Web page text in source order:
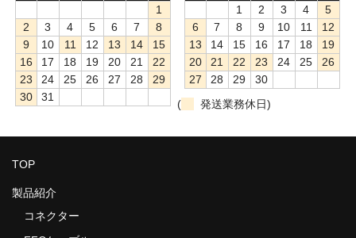
グループ各社
主な取引先
ネットワーク
1
2
3 4 5 6 7
8
9
10 11 12 13 14
15
16
17 18 19 20 21
22
23
24 25 26 27 28
29
30
31
1
2 3 4
5
6
7 8 9 10 11
12
13
14 15 16 17 18
19
20
21 22 23 24 25
26
27
28 29
30
(
発送業務休日)
TOP
製品紹介
コネクター